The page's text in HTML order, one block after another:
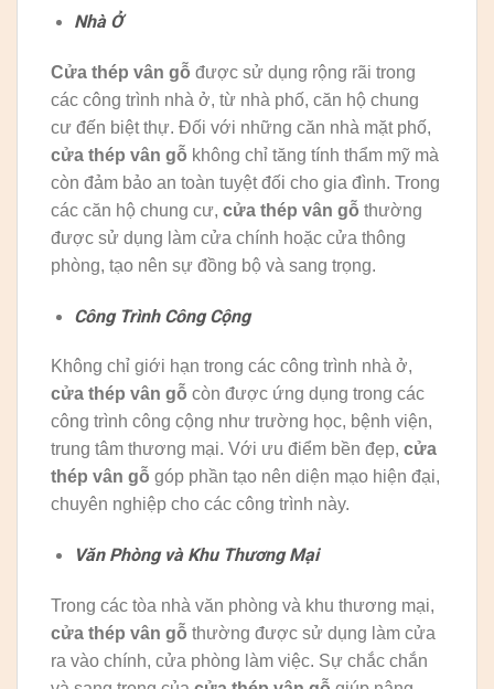
Nhà Ở
Cửa thép vân gỗ được sử dụng rộng rãi trong
các công trình nhà ở, từ nhà phố, căn hộ chung
cư đến biệt thự. Đối với những căn nhà mặt phố,
cửa thép vân gỗ không chỉ tăng tính thẩm mỹ mà
còn đảm bảo an toàn tuyệt đối cho gia đình. Trong
các căn hộ chung cư, cửa thép vân gỗ thường
được sử dụng làm cửa chính hoặc cửa thông
phòng, tạo nên sự đồng bộ và sang trọng.
Công Trình Công Cộng
Không chỉ giới hạn trong các công trình nhà ở,
cửa thép vân gỗ còn được ứng dụng trong các
công trình công cộng như trường học, bệnh viện,
trung tâm thương mại. Với ưu điểm bền đẹp, cửa
thép vân gỗ góp phần tạo nên diện mạo hiện đại,
chuyên nghiệp cho các công trình này.
Văn Phòng và Khu Thương Mại
Trong các tòa nhà văn phòng và khu thương mại,
cửa thép vân gỗ thường được sử dụng làm cửa
ra vào chính, cửa phòng làm việc. Sự chắc chắn